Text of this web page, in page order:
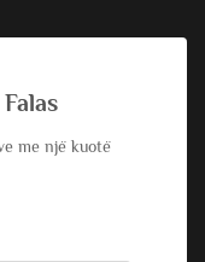
me një kuotë